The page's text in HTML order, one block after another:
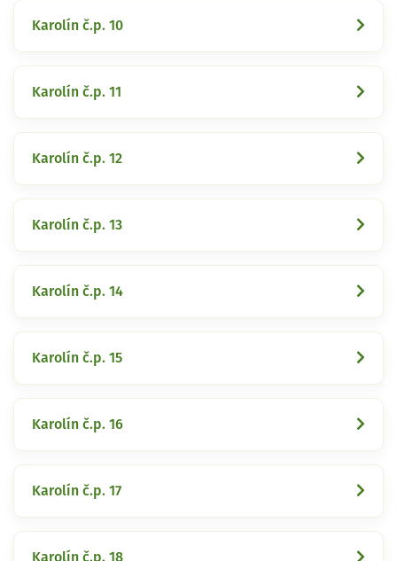
Karolín č.p. 10
Karolín č.p. 11
Karolín č.p. 12
Karolín č.p. 13
Karolín č.p. 14
Karolín č.p. 15
Karolín č.p. 16
Karolín č.p. 17
Karolín č.p. 18